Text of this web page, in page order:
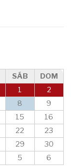
SÁB
DOM
1
2
8
9
15
16
22
23
29
30
5 6